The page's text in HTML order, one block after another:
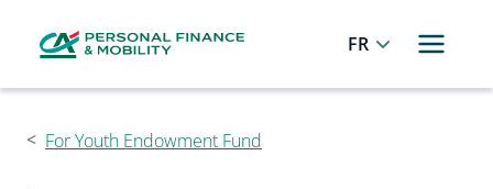
Allez au menu principal
Allez au contenu
Allez au pied de page Français
For Youth Endowment Fund